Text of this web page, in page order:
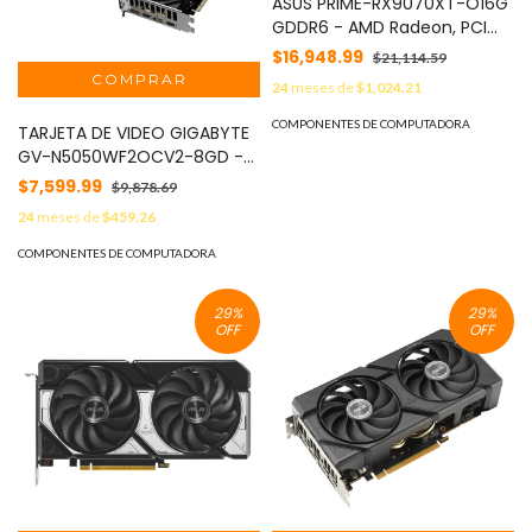
TARJETA DE VIDEO GIGABYTE
GV-N5050WF2OCV2-8GD -
RTX 5050, 8GB, 128 BITS,
GDDR6, PCI-E 5.0
$7,599.99 $9,878.69
24meses de$459.26
COMPONENTES DE COMPUTADORA
GDDR6 - AMD Radeon, PCI
Express 5.0, OpenGL 4.6,
$16,948.99 $21,114.59
24meses de$1,024.21
COMPONENTES DE COMPUTADORA
29%
OFF
29%
OFF